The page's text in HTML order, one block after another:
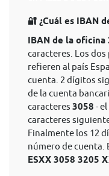
🔐 ¿Cuál es IBAN
IBAN de la oficina
caracteres. Los
refieren al país
cuenta. 2 dígitos
de la cuenta
caracteres 3058 -
caracteres
Finalmente los 12
número de cuenta.
ESXX 3058 3205